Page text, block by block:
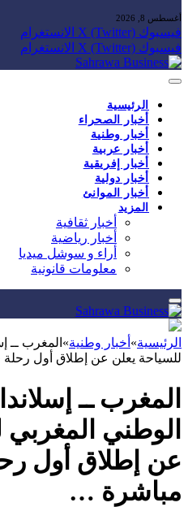
أغسطس 8, 2026
فيسبوك X (Twitter) الانستغرام
فيسبوك X (Twitter) الانستغرام
الرئيسية
أخبار الصحراء
أخبار وطنية
أخبار عربية
أخبار إفريقية
أخبار دولية
أخبار الموانئ
المزيد
أخبار ثقافية
أخبار رياضية
أراء و سوشل ميديا
معلومات قانونية
الرئيسية» أخبار وطنية» المغرب ــ
للسياحة يعلن عن إطلاق أول
المغرب ــ
الوطني المغربي
عن إطلاق أول
مباشرة …